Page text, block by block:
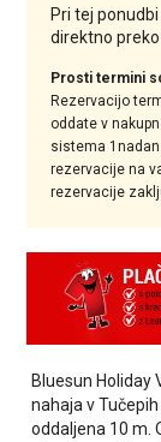
Pri tej
direktno
Prosti termini
Rezervacijo
oddate v
sistema
rezervacije na
rezervacije
Bluesun
nahaja v Tučepih
oddaljena 10 m.